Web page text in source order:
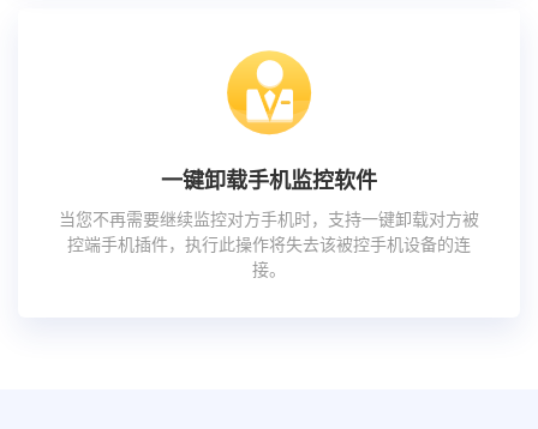
一键卸载手机监控软件
当您不再需要继续监控对方手机时，支持一键卸载对方被
控端手机插件，执行此操作将失去该被控手机设备的连
接。